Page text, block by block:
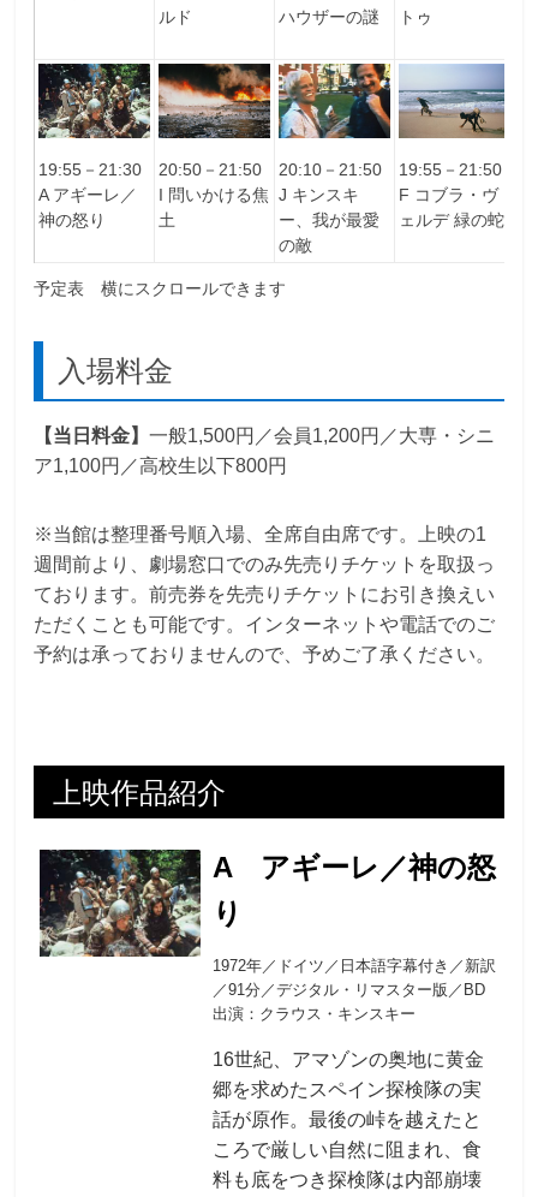
ルド
ハウザーの謎
トゥ
19:55－21:30
A アギーレ／
神の怒り
20:50－21:50
I 問いかける焦
土
20:10－21:50
J キンスキ
ー、我が最愛
の敵
19:55－21:50
F コブラ・ヴ
ェルデ 緑の蛇
予定表 横にスクロールできます
入場料金
【当日料金】一般1,500円／会員1,200円／大専・シニ
ア1,100円／高校生以下800円
※当館は整理番号順入場、全席自由席です。上映の1
週間前より、劇場窓口でのみ先売りチケットを取扱っ
ております。前売券を先売りチケットにお引き換えい
ただくことも可能です。インターネットや電話でのご
予約は承っておりませんので、予めご了承ください。
上映作品紹介
A アギーレ／神の怒
り
1972年／ドイツ／日本語字幕付き／新訳
／91分／デジタル・リマスター版／BD
出演：クラウス・キンスキー
16世紀、アマゾンの奥地に黄金
郷を求めたスペイン探検隊の実
話が原作。最後の峠を越えたと
ころで厳しい自然に阻まれ、食
料も底をつき探検隊は内部崩壊